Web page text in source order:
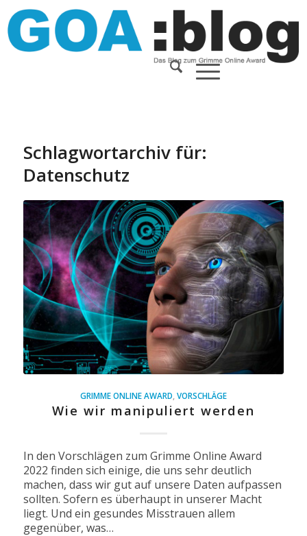
Schlagwortarchiv für:
Datenschutz
GRIMME ONLINE AWARD VORSCHLÄGE
Wie wir manipuliert werden
In den Vorschlägen zum Grimme Online Award
2022 finden sich einige, die uns sehr deutlich
machen, dass wir gut auf unsere Daten aufpassen
sollten. Sofern es überhaupt in unserer Macht
liegt. Und ein gesundes Misstrauen allem
gegenüber, was…